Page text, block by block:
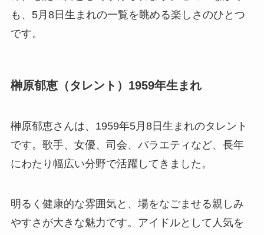
も、5月8日生まれの一覧を眺める楽しさのひとつ
です。
榊原郁恵（タレント）1959年生まれ
榊原郁恵さんは、1959年5月8日生まれのタレント
です。歌手、女優、司会、バラエティなど、長年
にわたり幅広い分野で活躍してきました。
明るく健康的な雰囲気と、場をなごませる親しみ
やすさが大きな魅力です。アイドルとして人気を